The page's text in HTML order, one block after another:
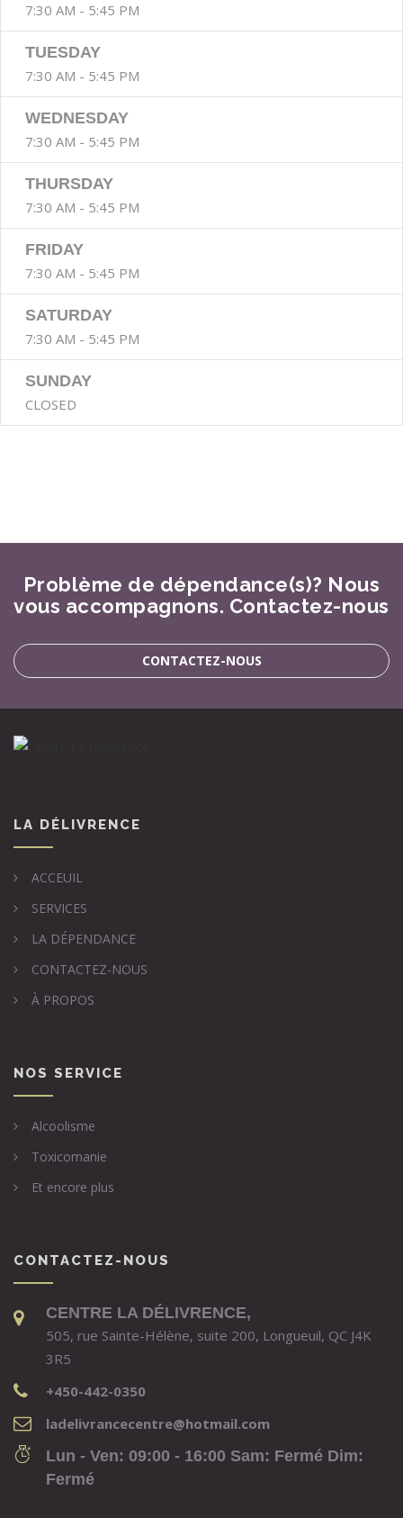
7:30 AM - 5:45 PM
TUESDAY
7:30 AM - 5:45 PM
WEDNESDAY
7:30 AM - 5:45 PM
THURSDAY
7:30 AM - 5:45 PM
FRIDAY
7:30 AM - 5:45 PM
SATURDAY
7:30 AM - 5:45 PM
SUNDAY
CLOSED
Problème de dépendance(s)? Nous
vous accompagnons. Contactez-nous
CONTACTEZ-NOUS
LA DÉLIVRENCE
ACCEUIL
SERVICES
LA DÉPENDANCE
CONTACTEZ-NOUS
À PROPOS
NOS SERVICE
Alcoolisme
Toxicomanie
Et encore plus
CONTACTEZ-NOUS
CENTRE LA DÉLIVRENCE,
505, rue Sainte-Hélène, suite 200, Longueuil, QC J4K
3R5
+450-442-0350
ladelivrancecentre@hotmail.com
Lun - Ven: 09:00 - 16:00 Sam: Fermé Dim:
Fermé